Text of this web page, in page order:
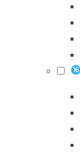
16